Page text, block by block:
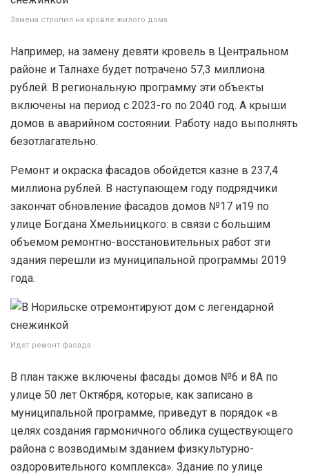
Замена стропил на кровле жилого дома
Например, на замену девяти кровель в Центральном
районе и Талнахе будет потрачено 57,3 миллиона
рублей. В региональную программу эти объекты
включены на период с 2023-го по 2040 год. А крыши
домов в аварийном состоянии. Работу надо выполнять
безотлагательно.
Ремонт и окраска фасадов обойдется казне в 237,4
миллиона рублей. В наступающем году подрядчики
закончат обновление фасадов домов №17 и19 по
улице Богдана Хмельницкого: в связи с большим
объемом ремонтно-восстановительных работ эти
здания перешли из муниципальной программы 2019
года.
Идет ремонт фасада
В план также включены фасады домов №6 и 8А по
улице 50 лет Октября, которые, как записано в
муниципальной программе, приведут в порядок «в
целях создания гармоничного облика существующего
района с возводимым зданием физкультурно-
оздоровительного комплекса». Здание по улице